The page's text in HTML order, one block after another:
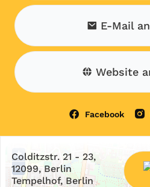
E-Mail
Website
Facebook
+
−
Colditzstr. 21 - 23,
12099, Berlin
Tempelhof, Berlin